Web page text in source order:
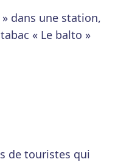
» dans une station,
« Le balto »
de touristes qui